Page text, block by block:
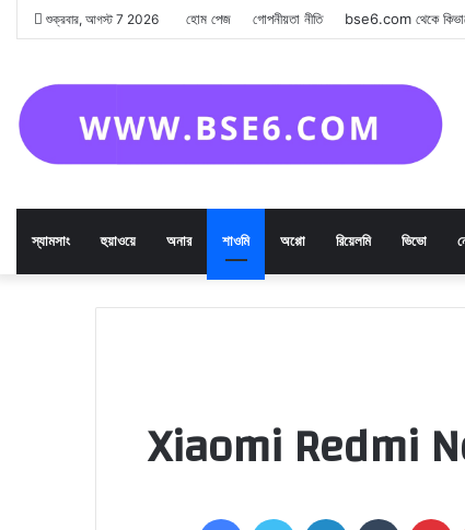
শুক্রবার, আগস্ট 7 2026 হোম পেজ গোপনীয়তা নীতি bse6.com থেকে
স্যামসাং হুয়াওয়ে অনার শাওমি অপ্পো রিয়েলমি ভিভো
Xiaomi Redmi
FacebookTwitter LinkedIn Tumblr